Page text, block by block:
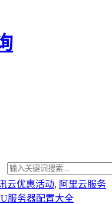
云优惠活动, 阿里云服务
服务器配置大全